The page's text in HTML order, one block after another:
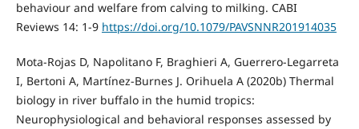
behaviour and welfare from calving to milking. CABI
Reviews 14: 1-9 https://doi.org/10.1079/PAVSNNR201914035
Mota-Rojas D, Napolitano F, Braghieri A, Guerrero-Legarreta
I, Bertoni A, Martínez-Burnes J. Orihuela A (2020b) Thermal
biology in river buffalo in the humid tropics:
Neurophysiological and behavioral responses assessed by